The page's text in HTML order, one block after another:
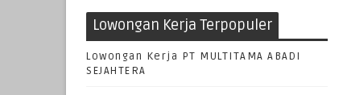
Lowongan Kerja Terpopuler
Lowongan Kerja PT MULTITAMA ABADI
SEJAHTERA